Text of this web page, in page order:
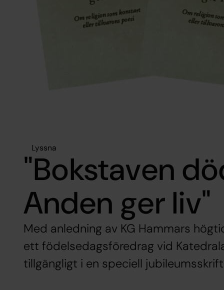
Lyssna
"Bokstaven
Anden ger liv"
Med anledning av KG Hammars
ett födelsedagsföredrag vid
tillgängligt i en speciell